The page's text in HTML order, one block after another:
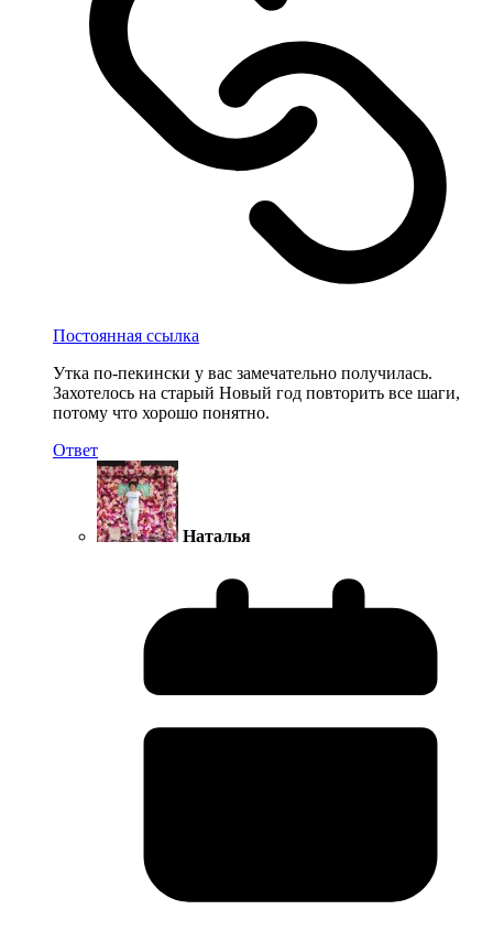
Постоянная ссылка
Утка по-пекински у вас замечательно получилась.
Захотелось на старый Новый год повторить все шаги,
потому что хорошо понятно.
Ответ
Наталья